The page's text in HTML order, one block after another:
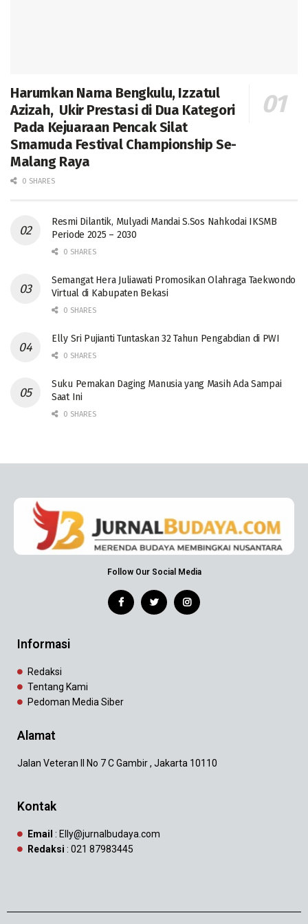
Harumkan Nama Bengkulu, Izzatul
Azizah, Ukir Prestasi di Dua Kategori
Pada Kejuaraan Pencak Silat
Smamuda Festival Championship Se-
Malang Raya
0 SHARES
Resmi Dilantik, Mulyadi Mandai S.Sos Nahkodai IKSMB
Periode 2025 – 2030
0 SHARES
Semangat Hera Juliawati Promosikan Olahraga Taekwondo
Virtual di Kabupaten Bekasi
0 SHARES
Elly Sri Pujianti Tuntaskan 32 Tahun Pengabdian di PWI
0 SHARES
‎Suku Pemakan Daging Manusia yang Masih Ada Sampai
Saat Ini
0 SHARES
Follow Our Social Media
Informasi
Redaksi
Tentang Kami
Pedoman Media Siber
Alamat
Jalan Veteran II No 7 C Gambir , Jakarta 10110
Kontak
Email : Elly@jurnalbudaya.com
Redaksi : 021 87983445